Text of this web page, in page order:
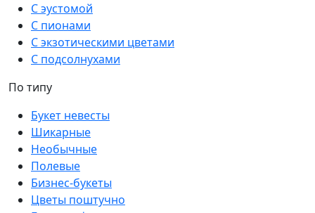
С эустомой
С пионами
С экзотическими цветами
С подсолнухами
По типу
Букет невесты
Шикарные
Необычные
Полевые
Бизнес-букеты
Цветы поштучно